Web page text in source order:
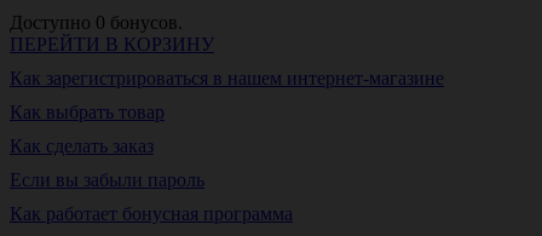
Доступно 0 бонусов.
ПЕРЕЙТИ В КОРЗИНУ
Как зарегистрироваться в нашем интернет-магазине
Как выбрать товар
Как сделать заказ
Если вы забыли пароль
Как работает бонусная программа